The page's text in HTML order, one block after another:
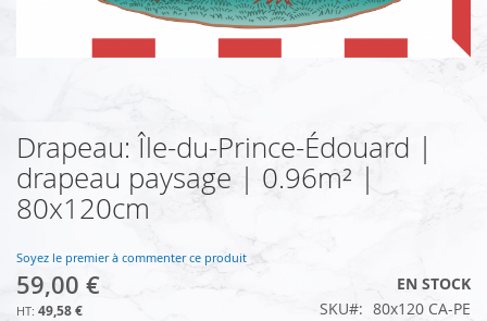
Skip
to
the
beginning
the
images
gallery
Drapeau: Île-du-Prince-Édouard |
drapeau paysage | 0.96m² |
80x120cm
Soyez le premier à commenter ce produit
59,00 €
49,58 €
EN STOCK
SKU
80x120 CA-PE